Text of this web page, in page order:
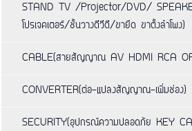
STAND TV /Projector/DVD/
โปรเจคเตอร์/ชั้นวางดีวีดี/ขายึด ขาตั้งลำโพง)
CABLE(สายสัญญาณ AV HDMI RCA
CONVERTER(ต่อ-แปลงสัญญาณ-เพิ่มช่อง)
SECURITY(อุปกรณ์ความปลอดภัย KEY